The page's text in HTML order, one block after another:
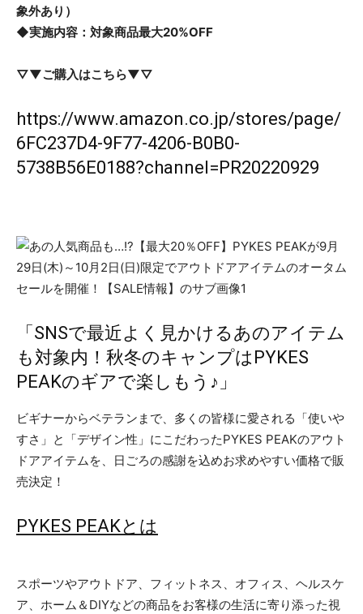
象外あり）
◆実施内容：対象商品最大20%OFF
▽▼ご購入はこちら▼▽
https://www.amazon.co.jp/stores/page/
6FC237D4-9F77-4206-B0B0-
5738B56E0188?channel=PR20220929
「SNSで最近よく見かけるあのアイテム
も対象内！秋冬のキャンプはPYKES
PEAKのギアで楽しもう♪」
ビギナーからベテランまで、多くの皆様に愛される「使いや
すさ」と「デザイン性」にこだわったPYKES PEAKのアウト
ドアアイテムを、日ごろの感謝を込めお求めやすい価格で販
売決定！
PYKES PEAKとは
スポーツやアウトドア、フィットネス、オフィス、ヘルスケ
ア、ホーム＆DIYなどの商品をお客様の⽣活に寄り添った視